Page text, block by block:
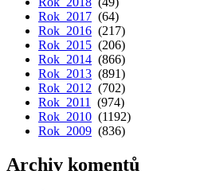
Rok 2017 (64)
Rok 2016 (217)
Rok 2015 (206)
Rok 2014 (866)
Rok 2013 (891)
Rok 2012 (702)
Rok 2011
(974)
Rok 2010 (1192)
Rok 2009 (836)
Archiv komentů